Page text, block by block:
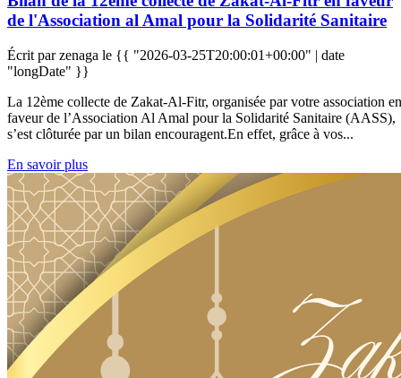
de l'Association al Amal pour la Solidarité Sanitaire
Écrit par zenaga le {{ "2026-03-25T20:00:01+00:00" | date
"longDate" }}
La 12ème collecte de Zakat-Al-Fitr, organisée par votre association en
faveur de l’Association Al Amal pour la Solidarité Sanitaire (AASS),
s’est clôturée par un bilan encouragent.En effet, grâce à vos...
En savoir plus